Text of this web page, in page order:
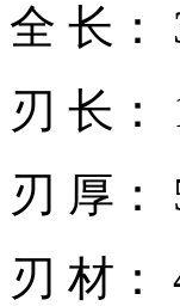
全 长：
刃 长：
刃 厚：
刃 材：